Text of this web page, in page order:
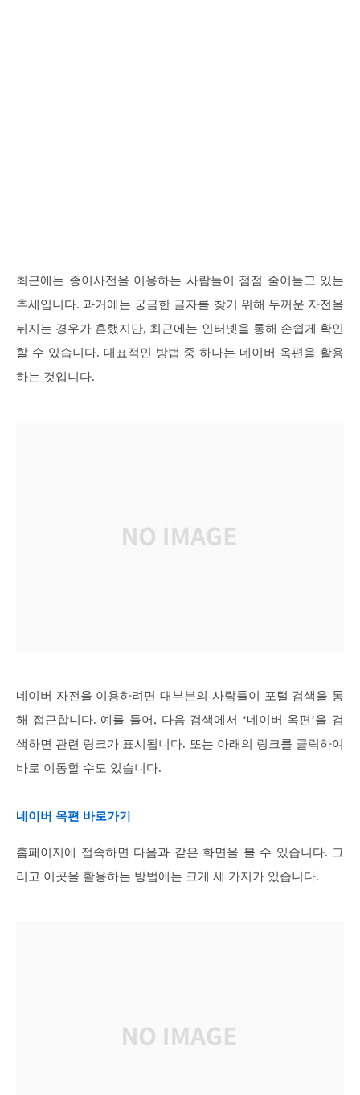
최근에는 종이사전을 이용하는 사람들이 점점 줄어들고 있는
추세입니다. 과거에는 궁금한 글자를 찾기 위해 두꺼운 자전을
뒤지는 경우가 흔했지만, 최근에는 인터넷을 통해 손쉽게 확인
할 수 있습니다. 대표적인 방법 중 하나는 네이버 옥편을 활용
하는 것입니다.
네이버 자전을 이용하려면 대부분의 사람들이 포털 검색을 통
해 접근합니다. 예를 들어, 다음 검색에서 ‘네이버 옥편’을 검
색하면 관련 링크가 표시됩니다. 또는 아래의 링크를 클릭하여
바로 이동할 수도 있습니다.
네이버 옥편 바로가기
홈페이지에 접속하면 다음과 같은 화면을 볼 수 있습니다. 그
리고 이곳을 활용하는 방법에는 크게 세 가지가 있습니다.